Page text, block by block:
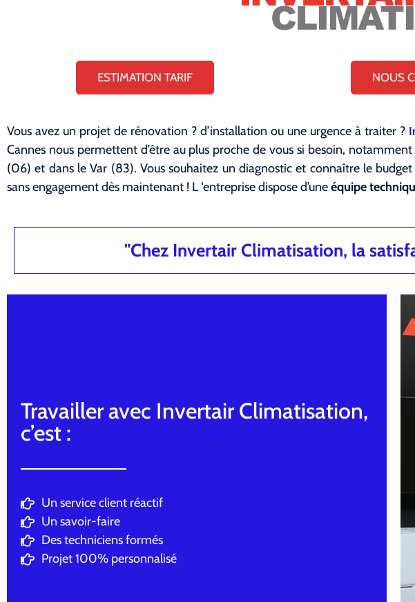
ESTIMATION TARIF NOUS
Vous avez un projet de rénovation ? d’installation ou une urgence à traiter ?
Cannes nous permettent d’être au plus proche de vous si besoin,
(06) et dans le Var (83). Vous souhaitez un diagnostic et connaître le
sans engagement dès maintenant ! L ‘entreprise dispose d’uneéquipe
"Chez Invertair Climatisation, la
Travailler avec Invertair Climatisation,
c’est :
Un service client réactif
Un savoir-faire
Des techniciens formés
Projet 100% personnalisé